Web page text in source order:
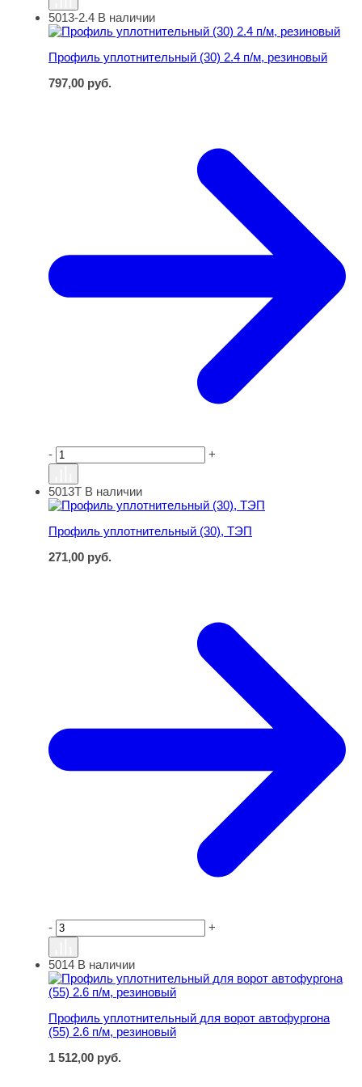
Профиль уплотнительный (30) 2.4 п/м, резиновый
5013-2.4 В наличии
Профиль уплотнительный (30) 2.4 п/м, резиновый
797,00 руб.
- +
Профиль уплотнительный (30), ТЭП
5013Т В наличии
Профиль уплотнительный (30), ТЭП
271,00 руб.
- +
Профиль уплотнительный для ворот автофургона (55)
5014 В наличии
Профиль уплотнительный для ворот автофургона
(55) 2.6 п/м, резиновый
1 512,00 руб.